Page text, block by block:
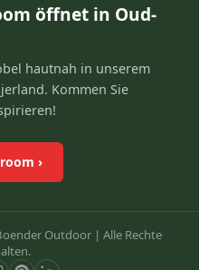
öffnet in Oud-
hautnah in unserem
Kommen Sie
›
Outdoor | Alle Rechte